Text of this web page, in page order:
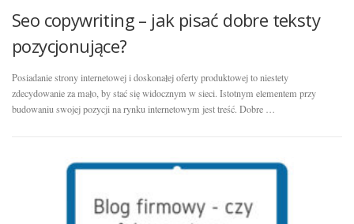
Seo copywriting – jak pisać dobre teksty
pozycjonujące?
Posiadanie strony internetowej i doskonałej oferty produktowej to niestety
zdecydowanie za mało, by stać się widocznym w sieci. Istotnym elementem przy
budowaniu swojej pozycji na rynku internetowym jest treść. Dobre …